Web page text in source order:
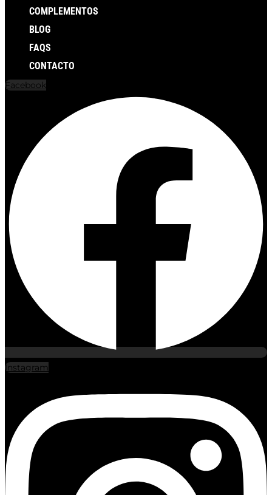
COMPLEMENTOS
BLOG
FAQS
CONTACTO
Facebook
Instagram